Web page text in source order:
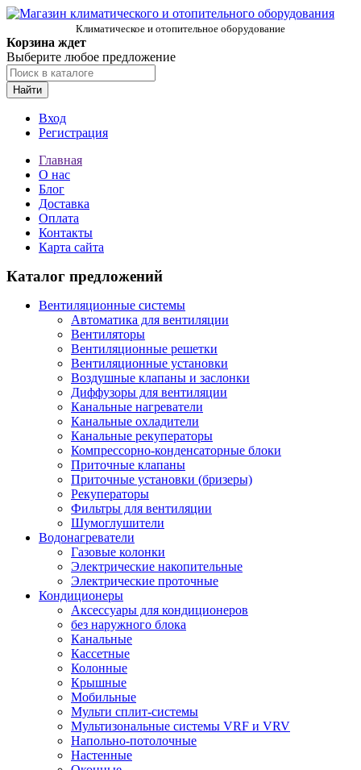
Климатическое и отопительное оборудование
Корзина ждет
Выберите любое предложение
Найти
Вход
Регистрация
Главная
О нас
Блог
Доставка
Оплата
Контакты
Карта сайта
Каталог предложений
Вентиляционные системы
Автоматика для вентиляции
Вентиляторы
Вентиляционные решетки
Вентиляционные установки
Воздушные клапаны и заслонки
Диффузоры для вентиляции
Канальные нагреватели
Канальные охладители
Канальные рекуператоры
Компрессорно-конденсаторные блоки
Приточные клапаны
Приточные установки (бризеры)
Рекуператоры
Фильтры для вентиляции
Шумоглушители
Водонагреватели
Газовые колонки
Электрические накопительные
Электрические проточные
Кондиционеры
Аксессуары для кондиционеров
без наружного блока
Канальные
Кассетные
Колонные
Крышные
Мобильные
Мульти сплит-системы
Мультизональные системы VRF и VRV
Напольно-потолочные
Настенные